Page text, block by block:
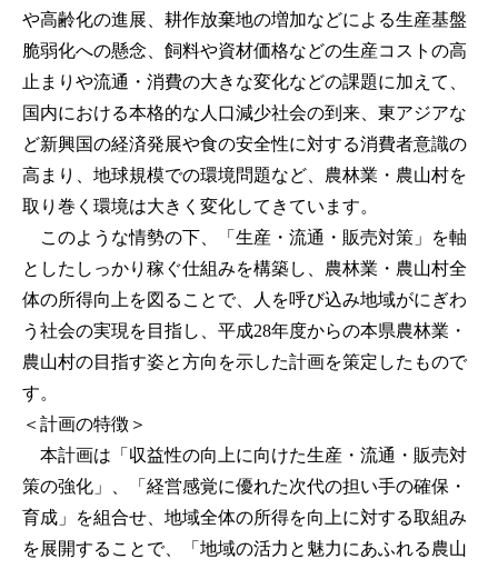
や高齢化の進展、耕作放棄地の増加などによる生産基盤
脆弱化への懸念、飼料や資材価格などの生産コストの高
止まりや流通・消費の大きな変化などの課題に加えて、
国内における本格的な人口減少社会の到来、東アジアな
ど新興国の経済発展や食の安全性に対する消費者意識の
高まり、地球規模での環境問題など、農林業・農山村を
取り巻く環境は大きく変化してきています。
このような情勢の下、「生産・流通・販売対策」を軸
としたしっかり稼ぐ仕組みを構築し、農林業・農山村全
体の所得向上を図ることで、人を呼び込み地域がにぎわ
う社会の実現を目指し、平成28年度からの本県農林業・
農山村の目指す姿と方向を示した計画を策定したもので
す。
＜計画の特徴＞
本計画は「収益性の向上に向けた生産・流通・販売対
策の強化」、「経営感覚に優れた次代の担い手の確保・
育成」を組合せ、地域全体の所得を向上に対する取組み
を展開することで、「地域の活力と魅力にあふれる農山